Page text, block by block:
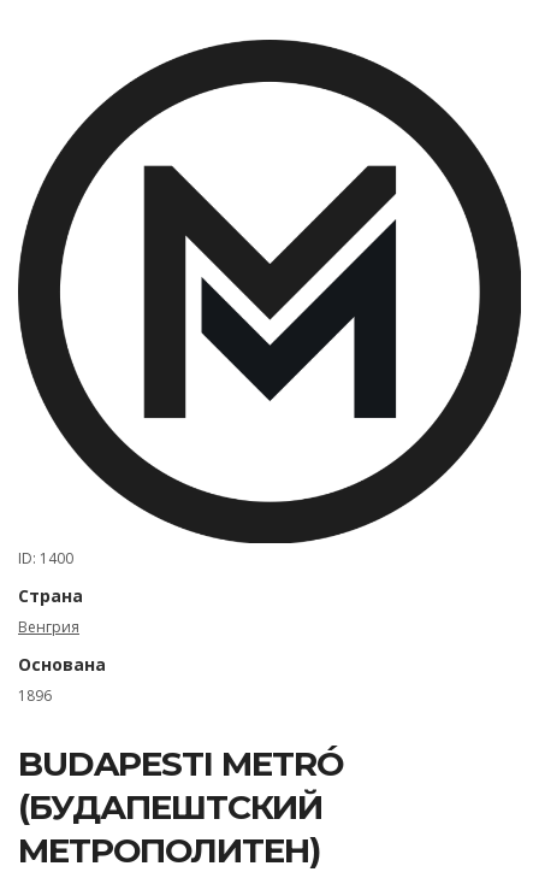
ID: 1400
Страна
Венгрия
Основана
1896
BUDAPESTI METRÓ
(БУДАПЕШТСКИЙ
МЕТРОПОЛИТЕН)